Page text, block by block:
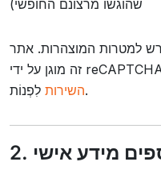
שהוגשו מרצונם החופשי)
למטרות המוצהרות. אתר
השירותלִפְנוֹת.
מידע אישי